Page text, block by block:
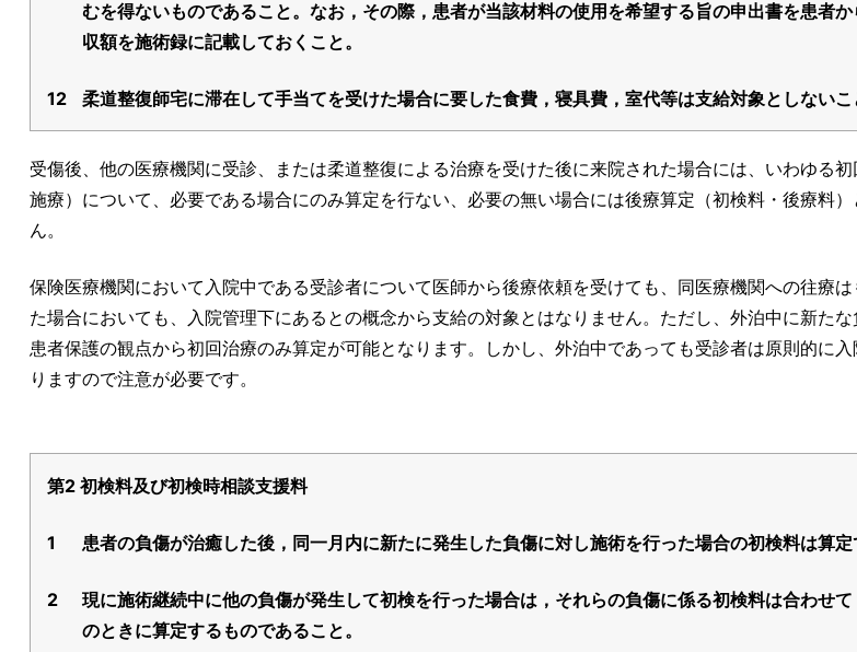
むを得ないものであること。なお，その際，患者が当該材料の使用を希望する旨の申出書を患者
収額を施術録に記載しておくこと。
12 柔道整復師宅に滞在して手当てを受けた場合に要した食費，寝具費，室代等は支給対象としないこ
受傷後、他の医療機関に受診、または柔道整復による治療を受けた後に来院された場合には、いわゆる初
施療）について、必要である場合にのみ算定を行ない、必要の無い場合には後療算定（初検料・後療料
ん。
保険医療機関において入院中である受診者について医師から後療依頼を受けても、同医療機関への往療
た場合においても、入院管理下にあるとの概念から支給の対象とはなりません。ただし、外泊中に新た
患者保護の観点から初回治療のみ算定が可能となります。しかし、外泊中であっても受診者は原則的に
りますので注意が必要です。
第2 初検料及び初検時相談支援料
1 患者の負傷が治癒した後，同一月内に新たに発生した負傷に対し施術を行った場合の初検料は算定
2
現に施術継続中に他の負傷が発生して初検を行った場合は，それらの負傷に係る初検料は合わせ
のときに算定するものであること。